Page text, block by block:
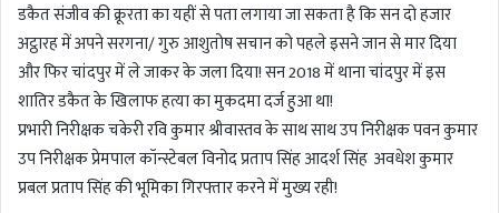
डकैत संजीव की क्रूरता का यहीं से पता लगाया जा सकता है कि सन दो हजार
अट्ठारह में अपने सरगना/ गुरु आशुतोष सचान को पहले इसने जान से मार दिया
और फिर चांदपुर में ले जाकर के जला दिया! सन 2018 में थाना चांदपुर में इस
शातिर डकैत के खिलाफ हत्या का मुकदमा दर्ज हुआ था!
प्रभारी निरीक्षक चकेरी रवि कुमार श्रीवास्तव के साथ साथ उप निरीक्षक पवन कुमार
उप निरीक्षक प्रेमपाल कॉन्स्टेबल विनोद प्रताप सिंह आदर्श सिंह अवधेश कुमार
प्रबल प्रताप सिंह की भूमिका गिरफ्तार करने में मुख्य रही!